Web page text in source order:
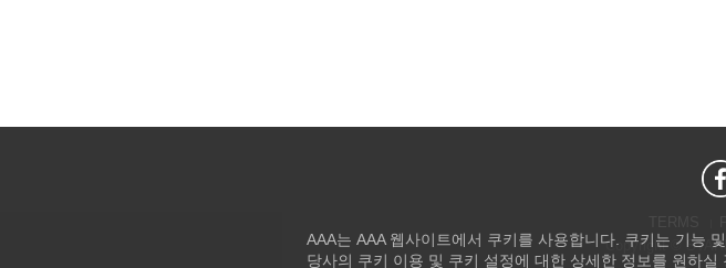
Copyright ©
AAA는 AAA 웹사이트에서 쿠키를 사용합니다. 쿠키는 기능
당사의 쿠키 이용 및 쿠키 설정에 대한 상세한 정보를 원하실